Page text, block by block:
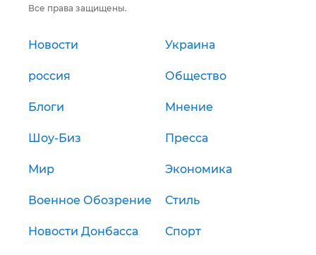
Все права защищены.
Новости Украина
россия Общество
Блоги Мнение
Шоу-Биз Пресса
Мир Экономика
Военное Обозрение Стиль
Новости Донбасса Спорт